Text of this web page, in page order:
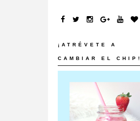
¡ATRÉVETE A
CAMBIAR EL CHIP!